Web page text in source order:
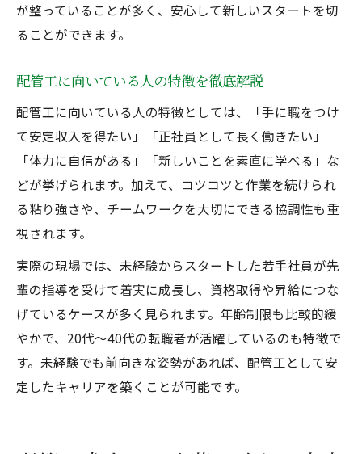
が整っていることが多く、安心して新しいスタートを切
ることができます。
配管工に向いている人の特徴を徹底解説
配管工に向いている人の特徴としては、「手に職をつけ
て安定収入を得たい」「正社員として長く働きたい」
「体力に自信がある」「新しいことを素直に学べる」な
どが挙げられます。加えて、コツコツと作業を続けられ
る粘り強さや、チームワークを大切にできる協調性も重
視されます。
実際の現場では、未経験からスタートした若手社員が先
輩の指導を受けて着実に成長し、資格取得や昇給につな
げているケースが多く見られます。年齢制限も比較的緩
やかで、20代～40代の転職者が活躍しているのも特徴で
す。未経験でも前向きな姿勢があれば、配管工として安
定したキャリアを築くことが可能です。